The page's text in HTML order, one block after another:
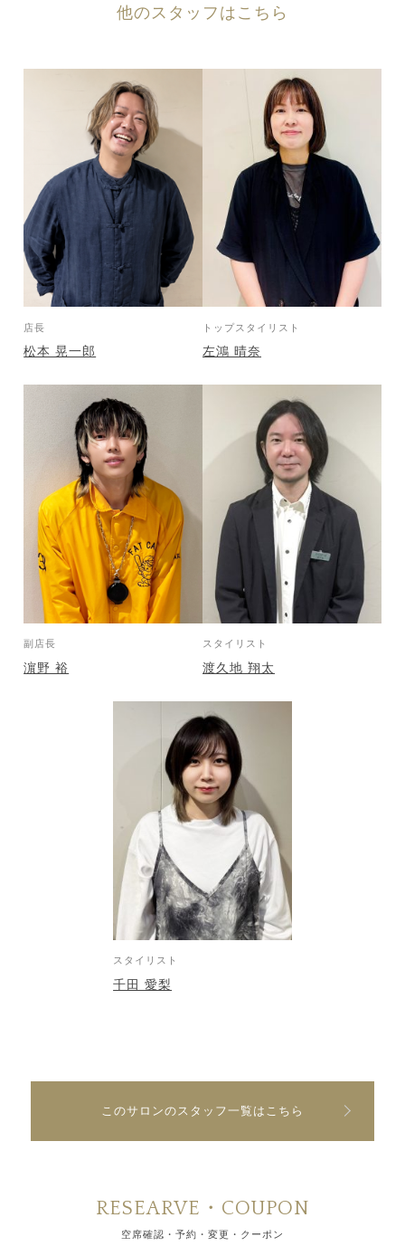
他のスタッフはこちら
店長
松本 晃一郎
トップスタイリスト
左鴻 晴奈
副店長
濵野 裕
スタイリスト
渡久地 翔太
スタイリスト
千田 愛梨
このサロンのスタッフ一覧はこちら
RESEARVE・COUPON
空席確認・予約・変更・クーポン